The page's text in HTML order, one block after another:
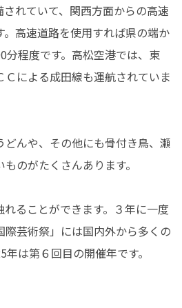
れていて、関西方面からの高速
高速道路を使用すれば県の端か
分程度です。高松空港では、東
による成田線も運航されていま
んや、その他にも骨付き鳥、瀬
のがたくさんあります。
ることができます。３年に一度
芸術祭」には国内外から多くの
は第６回目の開催年です。